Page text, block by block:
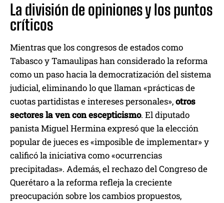
La división de opiniones y los puntos
críticos
Mientras que los congresos de estados como
Tabasco y Tamaulipas han considerado la reforma
como un paso hacia la democratización del sistema
judicial, eliminando lo que llaman «prácticas de
cuotas partidistas e intereses personales»,otros
sectores la ven con escepticismo. El diputado
panista Miguel Hermina expresó que la elección
popular de jueces es «imposible de implementar» y
calificó la iniciativa como «ocurrencias
precipitadas». Además, el rechazo del Congreso de
Querétaro a la reforma refleja la creciente
preocupación sobre los cambios propuestos,